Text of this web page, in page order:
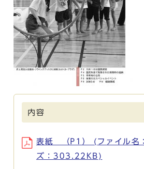
内容
表紙 （P1） (ファイル名
ズ：303.22KB)